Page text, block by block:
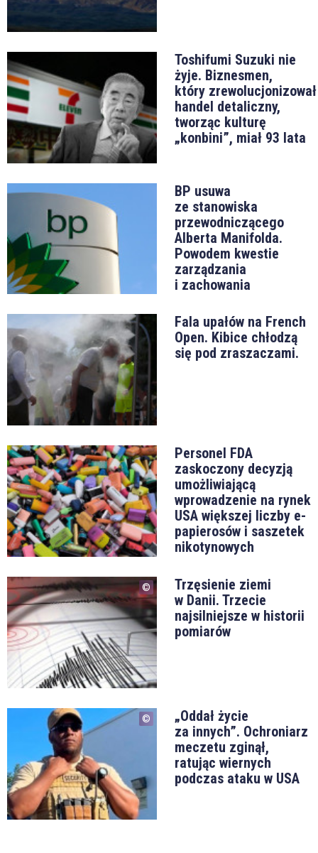
Toshifumi Suzuki nie
żyje. Biznesmen,
który zrewolucjonizował
handel detaliczny,
tworząc kulturę
„konbini”, miał 93 lata
BP usuwa
ze stanowiska
przewodniczącego
Alberta Manifolda.
Powodem kwestie
zarządzania
i zachowania
Fala upałów na French
Open. Kibice chłodzą
się pod zraszaczami.
Personel FDA
zaskoczony decyzją
umożliwiającą
wprowadzenie na rynek
USA większej liczby e-
papierosów i saszetek
nikotynowych
Trzęsienie ziemi
w Danii. Trzecie
najsilniejsze w historii
pomiarów
„Oddał życie
za innych”. Ochroniarz
meczetu zginął,
ratując wiernych
podczas ataku w USA